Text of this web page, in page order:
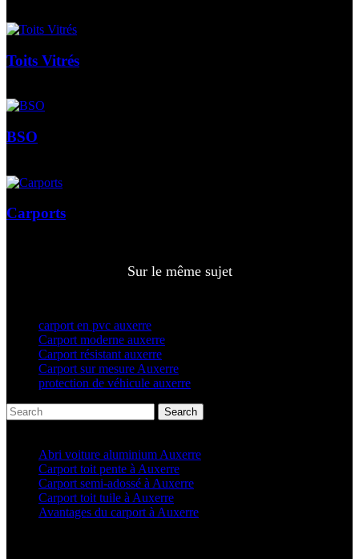
Toits Vitrés
BSO
Carports
Sur le même sujet
carport en pvc auxerre
Carport moderne auxerre
Carport résistant auxerre
Carport sur mesure Auxerre
protection de véhicule auxerre
Search
Abri voiture aluminium Auxerre
Carport toit pente à Auxerre
Carport semi-adossé à Auxerre
Carport toit tuile à Auxerre
Avantages du carport à Auxerre